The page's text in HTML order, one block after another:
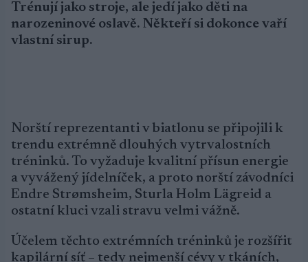
Trénují jako stroje, ale jedí jako děti na
narozeninové oslavě. Někteří si dokonce vaří
vlastní sirup.
Norští reprezentanti v biatlonu se připojili k
trendu extrémně dlouhých vytrvalostních
tréninků. To vyžaduje kvalitní přísun energie
a vyvážený jídelníček, a proto norští závodníci
Endre Strømsheim, Sturla Holm Lägreid a
ostatní kluci vzali stravu velmi vážně.
Účelem těchto extrémních tréninků je rozšířit
kapilární síť – tedy nejmenší cévy v tkáních,